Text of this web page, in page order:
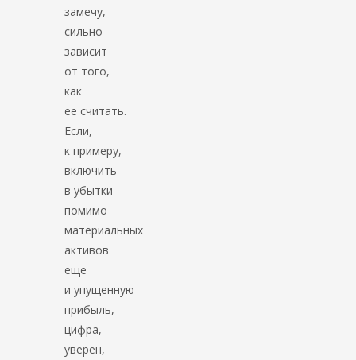
замечу,
сильно
зависит
от того,
как
ее считать.
Если,
к примеру,
включить
в убытки
помимо
материальных
активов
еще
и упущенную
прибыль,
цифра,
уверен,